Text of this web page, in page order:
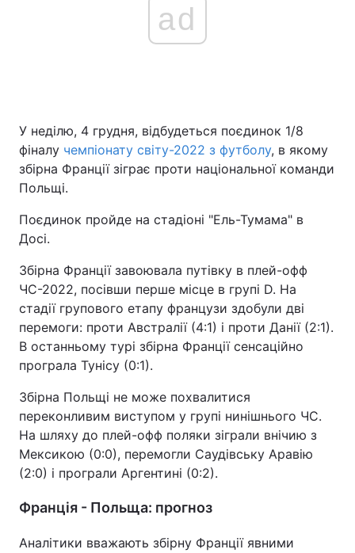
ad
У неділю, 4 грудня, відбудеться поєдинок 1/8
фіналу чемпіонату світу-2022 з футболу, в якому
збірна Франції зіграє проти національної команди
Польщі.
Поєдинок пройде на стадіоні "Ель-Тумама" в
Досі.
Збірна Франції завоювала путівку в плей-офф
ЧС-2022, посівши перше місце в групі D. На
стадії групового етапу французи здобули дві
перемоги: проти Австралії (4:1) і проти Данії (2:1).
В останньому турі збірна Франції сенсаційно
програла Тунісу (0:1).
Збірна Польщі не може похвалитися
переконливим виступом у групі нинішнього ЧС.
На шляху до плей-офф поляки зіграли внічию з
Мексикою (0:0), перемогли Саудівську Аравію
(2:0) і програли Аргентині (0:2).
Франція - Польща: прогноз
Аналітики вважають збірну Франції явними